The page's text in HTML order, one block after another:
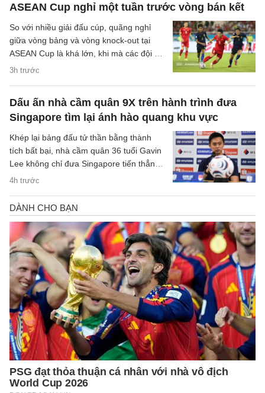
ASEAN Cup nghỉ một tuần trước vòng bán kết
3h trước
So với nhiều giải đấu cúp, quãng nghỉ
giữa vòng bảng và vòng knock-out tại
ASEAN Cup là khá lớn, khi mà các đội sẽ
có quãng nghỉ lên tới một tuần cho các
Dấu ấn nhà cầm quân 9X trên hành trình đưa
Singapore tìm lại ánh hào quang khu vực
4h trước
Khép lại bảng đấu tử thần bằng thành
tích bất bại, nhà cầm quân 36 tuổi Gavin
Lee không chỉ đưa Singapore tiến thẳng
vào bán kết ASEAN Cup 2026, mà còn
khoa học của chiến lược gia trẻ tuổi bậc
nhất khu vực.